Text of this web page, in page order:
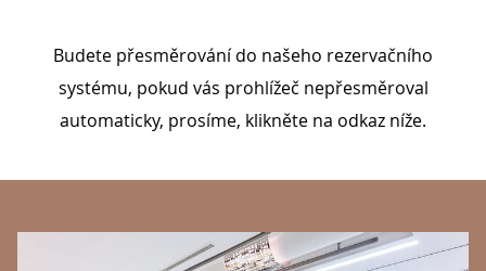
Budete přesměrování do našeho rezervačního
systému, pokud vás prohlížeč nepřesměroval
automaticky, prosíme, klikněte na odkaz níže.